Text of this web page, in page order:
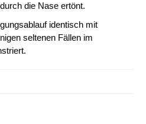
die Nase ertönt.
identisch mit
seltenen Fällen im